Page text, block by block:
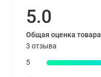
5.0
Общая оценка товара
3 отзыва
5